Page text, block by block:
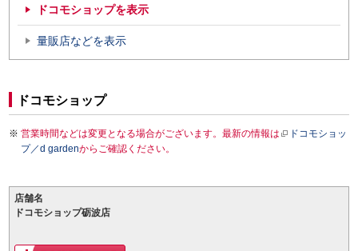
ドコモショップを表示
量販店などを表示
ドコモショップ
営業時間などは変更となる場合がございます。最新の情報は
ドコモショッ
プ／d gardenからご確認ください。
店舗名
ドコモショップ砺波店